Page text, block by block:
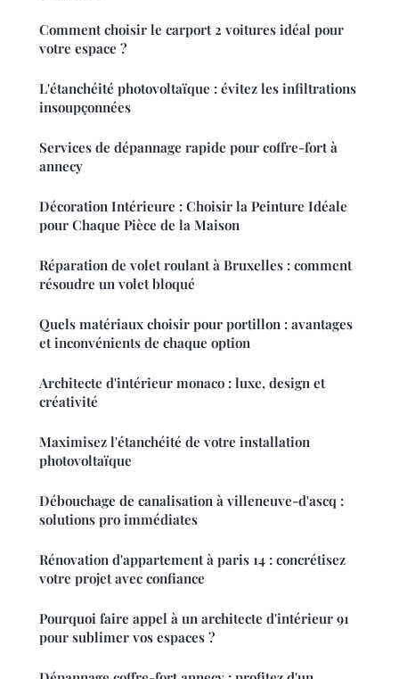
Comment choisir le carport 2 voitures idéal pour
votre espace ?
L'étanchéité photovoltaïque : évitez les infiltrations
insoupçonnées
Services de dépannage rapide pour coffre-fort à
annecy
Décoration Intérieure : Choisir la Peinture Idéale
pour Chaque Pièce de la Maison
Réparation de volet roulant à Bruxelles : comment
résoudre un volet bloqué
Quels matériaux choisir pour portillon : avantages
et inconvénients de chaque option
Architecte d'intérieur monaco : luxe, design et
créativité
Maximisez l'étanchéité de votre installation
photovoltaïque
Débouchage de canalisation à villeneuve-d'ascq :
solutions pro immédiates
Rénovation d'appartement à paris 14 : concrétisez
votre projet avec confiance
Pourquoi faire appel à un architecte d'intérieur 91
pour sublimer vos espaces ?